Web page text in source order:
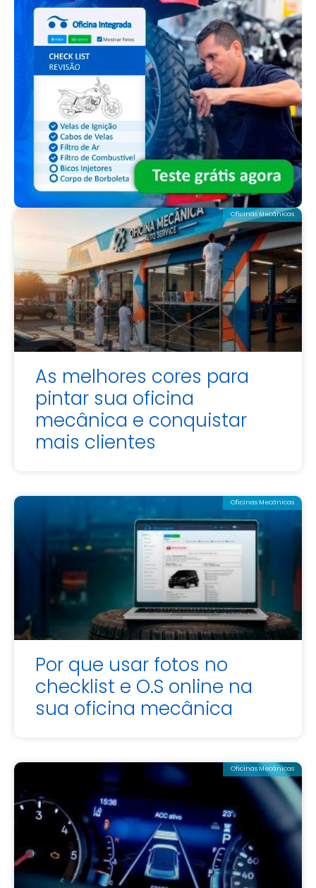
Oficinas Mecânicas
As melhores cores para
pintar sua oficina
mecânica e conquistar
mais clientes
Oficinas Mecânicas
Por que usar fotos no
checklist e O.S online na
sua oficina mecânica
Oficinas Mecânicas